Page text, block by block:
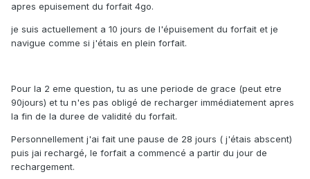
apres epuisement du forfait 4go.
je suis actuellement a 10 jours de l'épuisement du forfait et je
navigue comme si j'étais en plein forfait.
Pour la 2 eme question, tu as une periode de grace (peut etre
90jours) et tu n'es pas obligé de recharger immédiatement apres
la fin de la duree de validité du forfait.
Personnellement j'ai fait une pause de 28 jours ( j'étais abscent)
puis jai rechargé, le forfait a commencé a partir du jour de
rechargement.